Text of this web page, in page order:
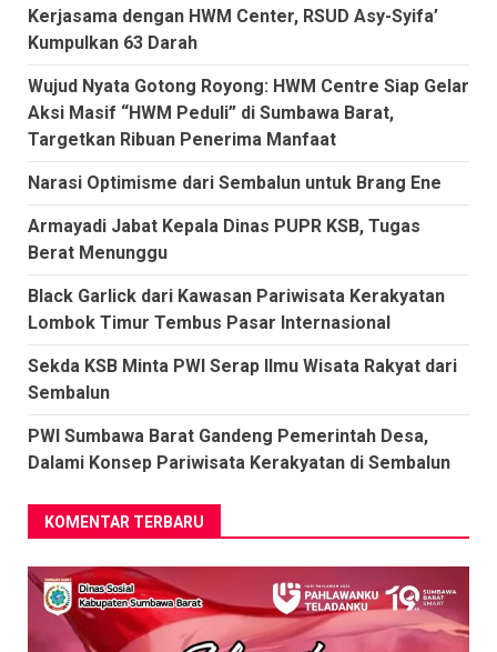
Kerjasama dengan HWM Center, RSUD Asy-Syifa’
Kumpulkan 63 Darah
Wujud Nyata Gotong Royong: HWM Centre Siap Gelar
Aksi Masif “HWM Peduli” di Sumbawa Barat,
Targetkan Ribuan Penerima Manfaat
Narasi Optimisme dari Sembalun untuk Brang Ene
Armayadi Jabat Kepala Dinas PUPR KSB, Tugas
Berat Menunggu
Black Garlick dari Kawasan Pariwisata Kerakyatan
Lombok Timur Tembus Pasar Internasional
Sekda KSB Minta PWI Serap Ilmu Wisata Rakyat dari
Sembalun
PWI Sumbawa Barat Gandeng Pemerintah Desa,
Dalami Konsep Pariwisata Kerakyatan di Sembalun
KOMENTAR TERBARU